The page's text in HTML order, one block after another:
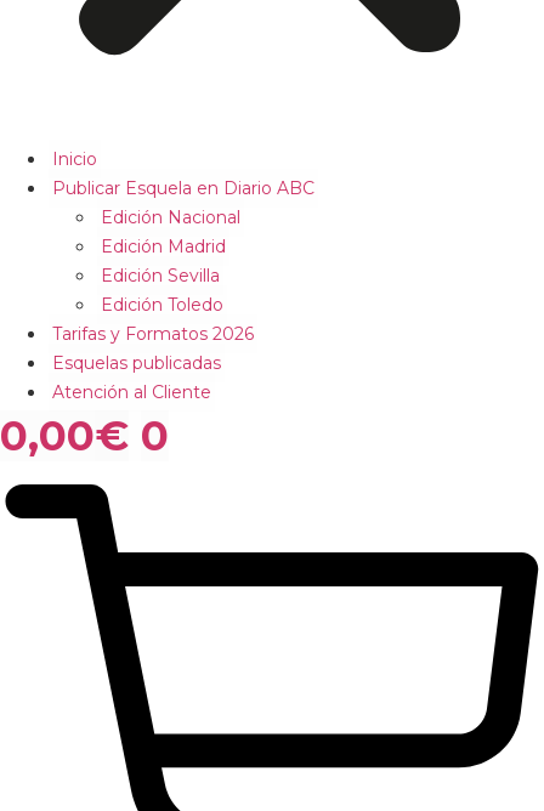
Inicio
Publicar Esquela en Diario ABC
Edición Nacional
Edición Madrid
Edición Sevilla
Edición Toledo
Tarifas y Formatos 2026
Esquelas publicadas
Atención al Cliente
0,00€ 0